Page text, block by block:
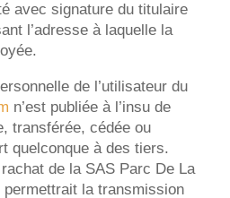
avec signature du titulaire
l’adresse à laquelle la
de l’utilisateur du
n’est publiée à l’insu de
transférée, cédée ou
quelconque à des tiers.
de la SAS Parc De La
la transmission